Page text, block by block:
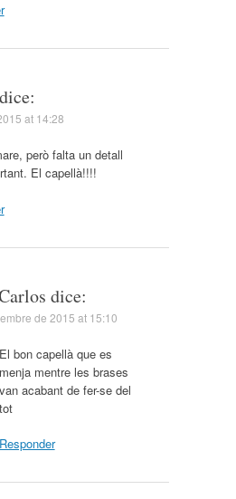
dice:
at 14:28
però falta un detall
El capellà!!!!
dice:
de 2015 at 15:10
El bon capellà que es
menja mentre les brases
van acabant de fer-se del
tot
Responder